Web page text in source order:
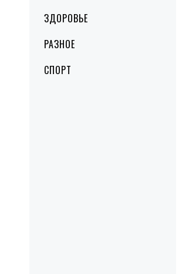
ЗДОРОВЬЕ
РАЗНОЕ
СПОРТ